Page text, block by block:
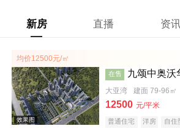
新房 直播 资
均价12500元/㎡
在售 九颂中奥沃
大亚湾 建面 79-96㎡
12500 元/平米
普通住宅 洋房 自住